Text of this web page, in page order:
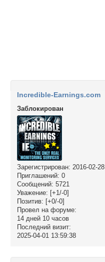
Incredible-Earnings.com
Заблокирован
Зарегистрирован: 2016-02-28
Приглашений: 0
Сообщений: 5721
Уважение: [+1/-0]
Позитив: [+0/-0]
Провел на форуме:
14 дней 10 часов
Последний визит:
2025-04-01 13:59:38